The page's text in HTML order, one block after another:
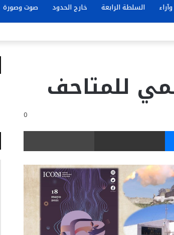
السلطة الرابعة خارج الحدود صوت وصورة
للمتاحف
0
ماسنجر مشاركة عبر البريد